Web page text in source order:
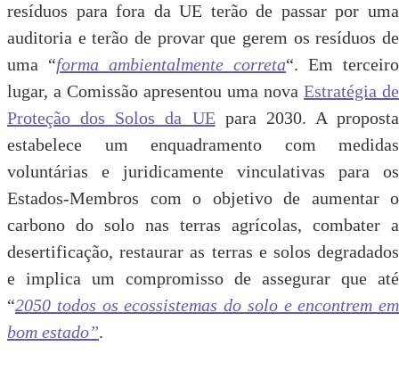
resíduos para fora da UE terão de passar por uma
auditoria e terão de provar que gerem os resíduos de
uma “forma ambientalmente correta“. Em terceiro
lugar, a Comissão apresentou uma nova Estratégia de
Proteção dos Solos da UEpara 2030. A proposta
estabelece um enquadramento com medidas
voluntárias e juridicamente vinculativas para os
Estados-Membros com o objetivo de aumentar o
carbono do solo nas terras agrícolas, combater a
desertificação, restaurar as terras e solos degradados
e implica um compromisso de assegurar que até
“2050 todos os ecossistemas do solo e encontrem em
bom estado”.